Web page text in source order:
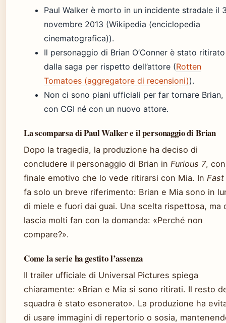
Paul Walker è morto in un incidente stradale il
novembre 2013 (Wikipedia (enciclopedia
cinematografica)).
Il personaggio di Brian O’Conner è stato ritirato
dalla saga per rispetto dell’attore (Rotten
Tomatoes (aggregatore di recensioni)).
Non ci sono piani ufficiali per far tornare Brian,
con CGI né con un nuovo attore.
La scomparsa di Paul Walker e il personaggio di Brian
Dopo la tragedia, la produzione ha deciso di
concludere il personaggio di Brian in Furious 7,
finale emotivo che lo vede ritirarsi con Mia. In Fast
fa solo un breve riferimento: Brian e Mia sono in
di miele e fuori dai guai. Una scelta rispettosa, ma
lascia molti fan con la domanda: «Perché non
compare?».
Come la serie ha gestito l’assenza
Il trailer ufficiale di Universal Pictures spiega
chiaramente: «Brian e Mia si sono ritirati. Il resto
squadra è stato esonerato». La produzione ha
di usare immagini di repertorio o sosia,